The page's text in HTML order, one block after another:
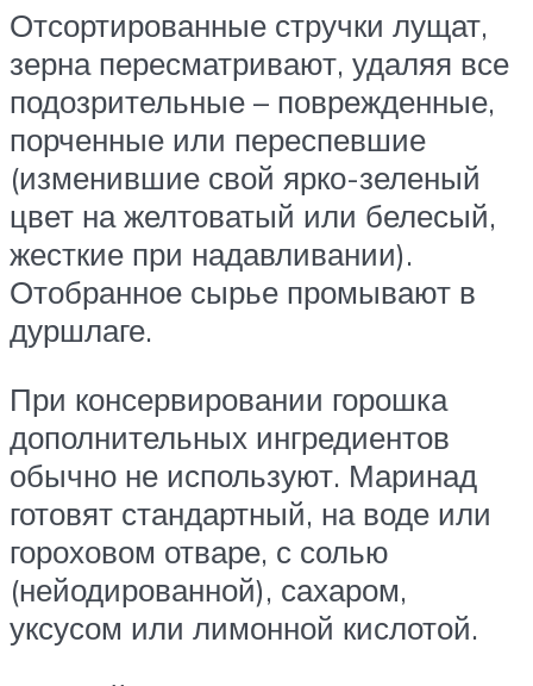
Отсортированные стручки лущат,
зерна пересматривают, удаляя все
подозрительные – поврежденные,
порченные или переспевшие
(изменившие свой ярко-зеленый
цвет на желтоватый или белесый,
жесткие при надавливании).
Отобранное сырье промывают в
дуршлаге.
При консервировании горошка
дополнительных ингредиентов
обычно не используют. Маринад
готовят стандартный, на воде или
гороховом отваре, с солью
(нейодированной), сахаром,
уксусом или лимонной кислотой.